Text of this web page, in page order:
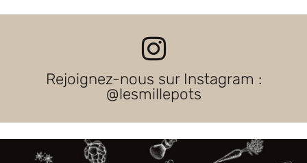
Rejoignez-nous sur Instagram :
@lesmillepots